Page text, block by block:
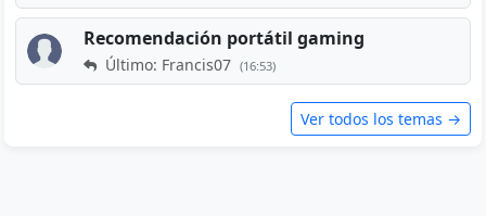
Recomendación portátil gaming
Último: Francis07 (16:53)
Ver todos los temas →